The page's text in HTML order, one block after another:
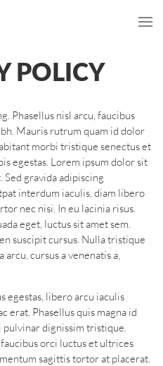
POLICY
Phasellus nisl arcu, faucibus
Mauris rutrum quam id dolor
morbi tristique senectus et
egestas. Lorem ipsum dolor sit
gravida adipiscing
interdum iaculis, diam libero
nec nisi. In eu lacinia risus.
eget, luctus sit amet sem.
suscipit cursus. Nulla tristique
cursus a venenatis a,
egestas, libero arcu iaculis
erat. Phasellus quis magna id
dignissim tristique.
orci luctus et ultrices
sagittis tortor at placerat.